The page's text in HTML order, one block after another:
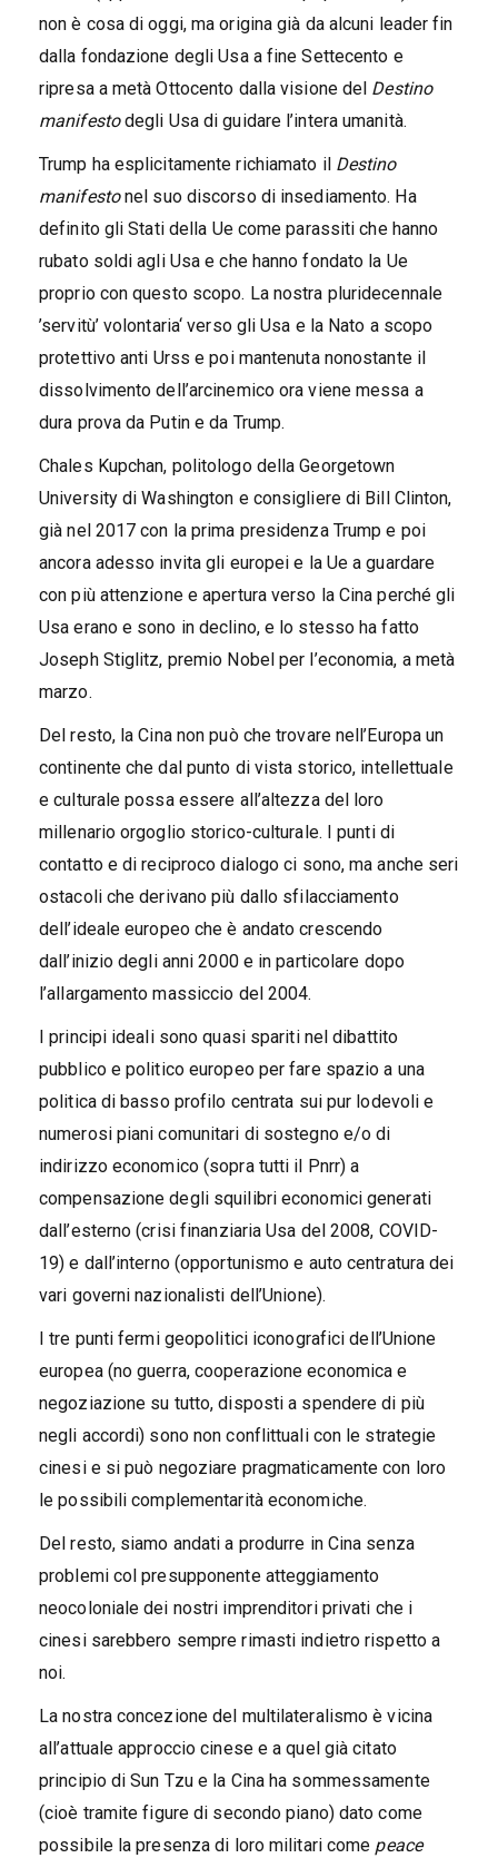
non è cosa di oggi, ma origina già da alcuni leader fin
dalla fondazione degli Usa a fine Settecento e
ripresa a metà Ottocento dalla visione del Destino
manifestodegli Usa di guidare l’intera umanità.
Trump ha esplicitamente richiamato il Destino
manifestonel suo discorso di insediamento. Ha
definito gli Stati della Ue come parassiti che hanno
rubato soldi agli Usa e che hanno fondato la Ue
proprio con questo scopo. La nostra pluridecennale
’servitù’ volontaria‘ verso gli Usa e la Nato a scopo
protettivo anti Urss e poi mantenuta nonostante il
dissolvimento dell’arcinemico ora viene messa a
dura prova da Putin e da Trump.
Chales Kupchan, politologo della Georgetown
University di Washington e consigliere di Bill Clinton,
già nel 2017 con la prima presidenza Trump e poi
ancora adesso invita gli europei e la Ue a guardare
con più attenzione e apertura verso la Cina perché gli
Usa erano e sono in declino, e lo stesso ha fatto
Joseph Stiglitz, premio Nobel per l’economia, a metà
marzo.
Del resto, la Cina non può che trovare nell’Europa un
continente che dal punto di vista storico, intellettuale
e culturale possa essere all’altezza del loro
millenario orgoglio storico-culturale. I punti di
contatto e di reciproco dialogo ci sono, ma anche seri
ostacoli che derivano più dallo sfilacciamento
dell’ideale europeo che è andato crescendo
dall’inizio degli anni 2000 e in particolare dopo
l’allargamento massiccio del 2004.
I principi ideali sono quasi spariti nel dibattito
pubblico e politico europeo per fare spazio a una
politica di basso profilo centrata sui pur lodevoli e
numerosi piani comunitari di sostegno e/o di
indirizzo economico (sopra tutti il Pnrr) a
compensazione degli squilibri economici generati
dall’esterno (crisi finanziaria Usa del 2008, COVID-
19) e dall’interno (opportunismo e auto centratura dei
vari governi nazionalisti dell’Unione).
I tre punti fermi geopolitici iconografici dell’Unione
europea (no guerra, cooperazione economica e
negoziazione su tutto, disposti a spendere di più
negli accordi) sono non conflittuali con le strategie
cinesi e si può negoziare pragmaticamente con loro
le possibili complementarità economiche.
Del resto, siamo andati a produrre in Cina senza
problemi col presupponente atteggiamento
neocoloniale dei nostri imprenditori privati che i
cinesi sarebbero sempre rimasti indietro rispetto a
noi.
La nostra concezione del multilateralismo è vicina
all’attuale approccio cinese e a quel già citato
principio di Sun Tzu e la Cina ha sommessamente
(cioè tramite figure di secondo piano) dato come
possibile la presenza di loro militari come peace